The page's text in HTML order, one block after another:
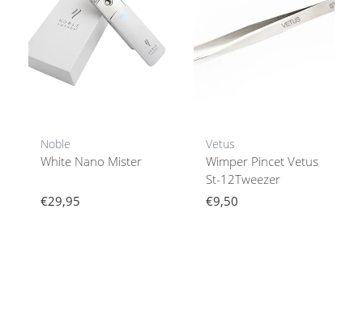
Noble
White Nano Mister
€29,95
Vetus
Wimper Pincet Vetus
St-12Tweezer
€9,50